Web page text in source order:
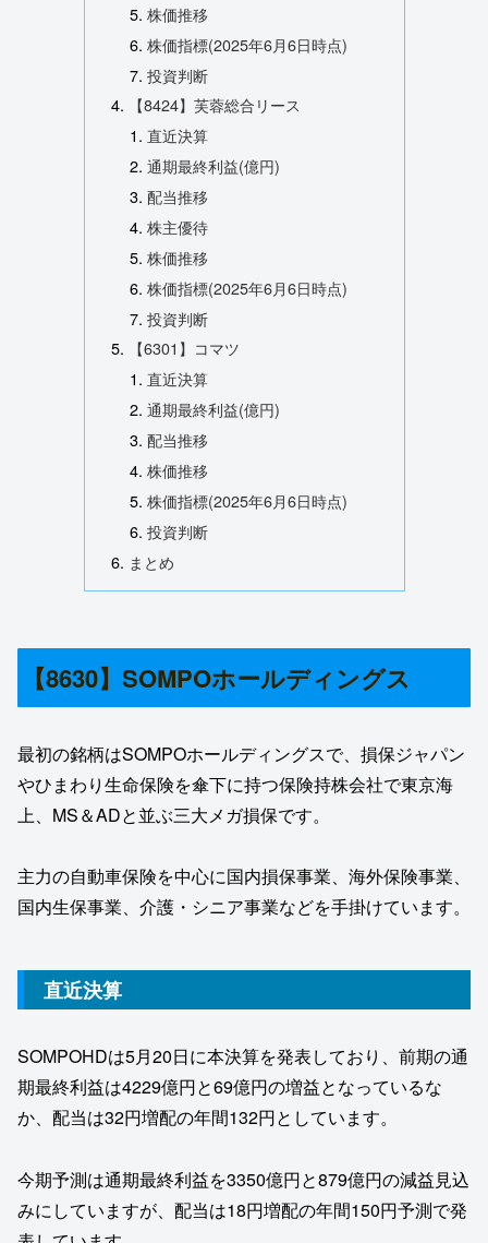
株価推移
株価指標(2025年6月6日時点)
投資判断
【8424】芙蓉総合リース
直近決算
通期最終利益(億円)
配当推移
株主優待
株価推移
株価指標(2025年6月6日時点)
投資判断
【6301】コマツ
直近決算
通期最終利益(億円)
配当推移
株価推移
株価指標(2025年6月6日時点)
投資判断
まとめ
【8630】SOMPOホールディングス
最初の銘柄はSOMPOホールディングスで、損保ジャパン
やひまわり生命保険を傘下に持つ保険持株会社で東京海
上、MS＆ADと並ぶ三大メガ損保です。
主力の自動車保険を中心に国内損保事業、海外保険事業、
国内生保事業、介護・シニア事業などを手掛けています。
直近決算
SOMPOHDは5月20日に本決算を発表しており、前期の通
期最終利益は4229億円と69億円の増益となっているな
か、配当は32円増配の年間132円としています。
今期予測は通期最終利益を3350億円と879億円の減益見込
みにしていますが、配当は18円増配の年間150円予測で発